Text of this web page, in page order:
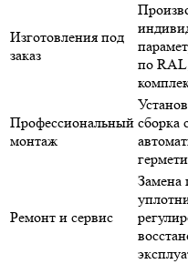
Изготовления под
заказ
по RAL
Профессиональный
монтаж
сборка
Ремонт и сервис
Замена